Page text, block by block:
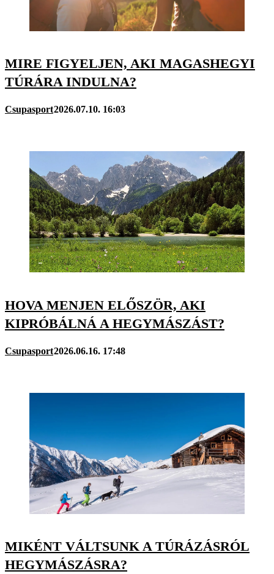
MIRE FIGYELJEN, AKI MAGASHEGYI
TÚRÁRA INDULNA?
Csupasport2026.07.10. 16:03
HOVA MENJEN ELŐSZÖR, AKI
KIPRÓBÁLNÁ A HEGYMÁSZÁST?
Csupasport2026.06.16. 17:48
MIKÉNT VÁLTSUNK A TÚRÁZÁSRÓL
HEGYMÁSZÁSRA?